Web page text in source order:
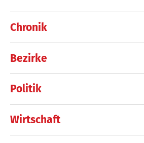
Chronik
Bezirke
Politik
Wirtschaft